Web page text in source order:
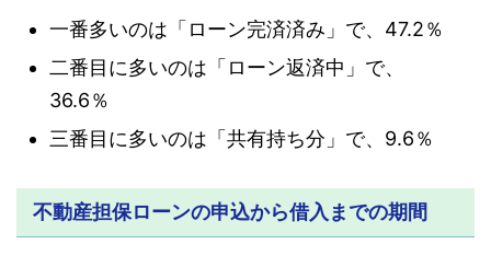
一番多いのは「ローン完済済み」で、47.2％
二番目に多いのは「ローン返済中」で、
36.6％
三番目に多いのは「共有持ち分」で、9.6％
不動産担保ローンの申込から借入までの期間